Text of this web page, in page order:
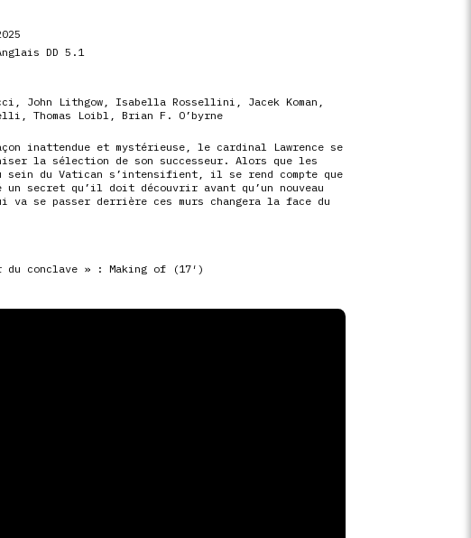
DD 5.1
John Lithgow, Isabella Rossellini, Jacek Koman,
Thomas Loibl, Brian F. O’byrne
inattendue et mystérieuse, le cardinal Lawrence se
la sélection de son successeur. Alors que les
sein du Vatican s’intensifient, il se rend compte que
secret qu’il doit découvrir avant qu’un nouveau
va se passer derrière ces murs changera la face du
conclave » : Making of (17′)